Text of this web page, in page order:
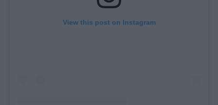
View this post on Instagram